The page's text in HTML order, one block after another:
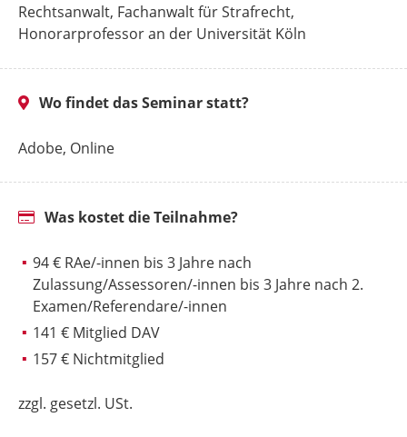
Rechtsanwalt, Fachanwalt für Strafrecht,
Honorarprofessor an der Universität Köln
Wo findet das Seminar statt?
Adobe, Online
Was kostet die Teilnahme?
94 € RAe/-innen bis 3 Jahre nach
Zulassung/Assessoren/-innen bis 3 Jahre nach 2.
Examen/Referendare/-innen
141 € Mitglied DAV
157 € Nichtmitglied
zzgl. gesetzl. USt.